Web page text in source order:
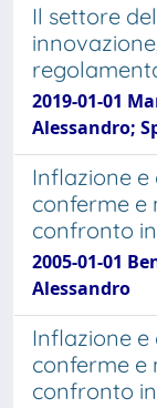
Il settore
2019-01-01
Alessandro;
Inflazione
conferme e
confronto
2005-01-01
Alessandro
Inflazione
conferme e
confronto